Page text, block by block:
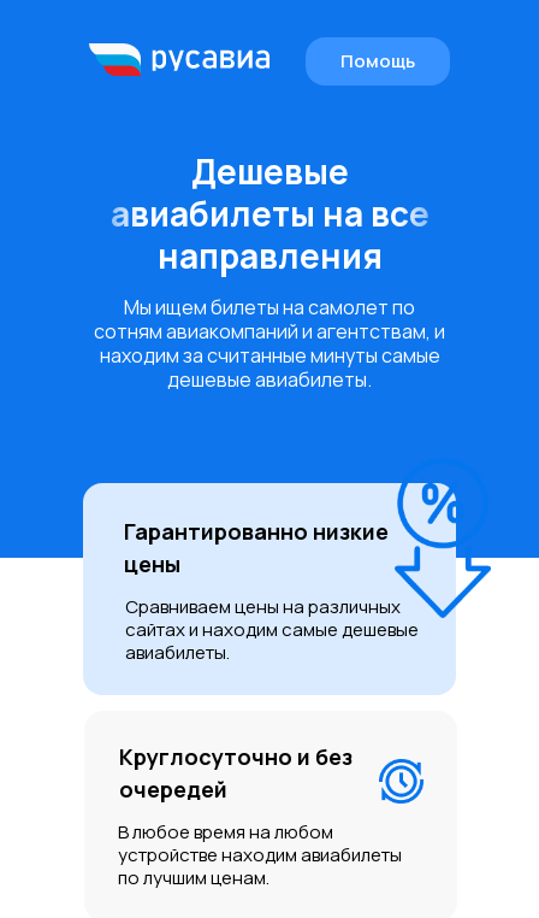
Помощь
Дешевые
авиабилеты на все
направления
Мы ищем билеты на самолет по
сотням авиакомпаний и агентствам, и
находим за считанные минуты самые
дешевые авиабилеты.
В любое время на любом
устройстве находим авиабилеты
по лучшим ценам.
Круглосуточно и без
очередей
Сравниваем цены на различных
сайтах и находим самые дешевые
авиабилеты.
Гарантированно низкие
цены